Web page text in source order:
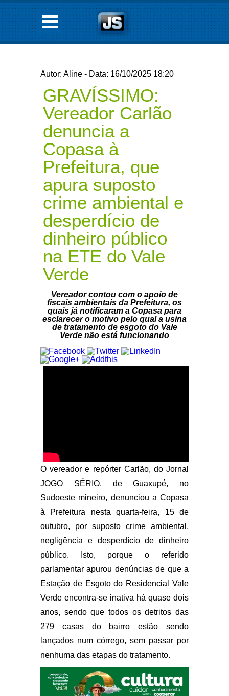
Autor: Aline - Data: 16/10/2025 18:20
GRAVÍSSIMO:
Vereador Carlão
denuncia a
Copasa à
Prefeitura, que
apura suposto
crime ambiental e
desperdício de
dinheiro público
na ETE do Vale
Verde
Vereador contou com o apoio de
fiscais ambientais da Prefeitura, os
quais já notificaram a Copasa para
esclarecer o motivo pelo qual a usina
de tratamento de esgoto do Vale
Verde não está funcionando
O vereador e repórter Carlão, do Jornal
JOGO SÉRIO, de Guaxupé, no
Sudoeste mineiro, denunciou a Copasa
à Prefeitura nesta quarta-feira, 15 de
outubro, por suposto crime ambiental,
negligência e desperdício de dinheiro
público. Isto, porque o referido
parlamentar apurou denúncias de que a
Estação de Esgoto do Residencial Vale
Verde encontra-se inativa há quase dois
anos, sendo que todos os detritos das
279 casas do bairro estão sendo
lançados num córrego, sem passar por
nenhuma das etapas do tratamento.